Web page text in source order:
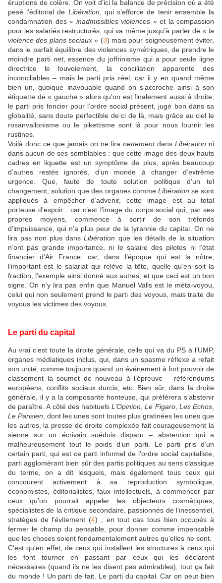
éruptions de colère. On voit d’ici la balance de précision où a été
pesé l’éditorial de Libération, qui s’efforce de tenir ensemble la
condamnation des « inadmissibles violences »et la compassion
pour les salariés restructurés, qui va même jusqu’à parler de « la
violence des plans sociaux » (3) mais pour soigneusement éviter,
dans le parfait équilibre des violences symétriques, de prendre le
moindre parti net, essence du joffrinisme qui a pour seule ligne
directrice le louvoiement, la conciliation apparente des
inconciliables – mais le parti pris réel, car il y en quand même
bien un, quoique inavouable quand on s’accroche ainsi à son
étiquette de « gauche » alors qu’on est finalement aussi à droite,
le parti pris foncier pour l’ordre social présent, jugé bon dans sa
globalité, sans doute perfectible de ci de là, mais grâce au ciel le
rosanvallonisme ou le pikettisme sont là pour nous fournir les
rustines.
Voilà donc ce que jamais on ne lira nettement dans Libération ni
dans aucun de ses semblables : que cette image des deux hauts
cadres en liquette est un symptôme de plus, après beaucoup
d’autres restés ignorés, d’un monde à changer d’extrême
urgence. Que, faute de toute solution politique d’un tel
changement, solution que des organes comme Libération se sont
appliqués à empêcher d’advenir, cette image est au total
porteuse d’espoir : car c’est l’image du corps social qui, par ses
propres moyens, commence à sortir de son tréfonds
d’impuissance, qui n’a plus peur de la tyrannie du capital. On ne
lira pas non plus dansLibération que les détails de la situation
n’ont pas grande importance, ni le salaire des pilotes ni l’état
financier d’Air France, car, dans l’époque qui est la nôtre,
l’important est le salariat qui relève la tête, quelle qu’en soit la
fraction, l’exemple ainsi donné aux autres, et que ceci est un bon
signe. On n’y lira pas enfin que Manuel Valls est le méta-voyou,
celui qui non seulement prend le parti des voyous, mais traite de
voyous les victimes des voyous.
Le parti du capital
Au vrai c’est toute la droite générale, celle qui va du PS à l’UMP,
organes médiatiques inclus, qui, dans un spasme réflexe a refait
son unité, comme toujours quand un événement à fort pouvoir de
classement la soumet de nouveau à l’épreuve – référendums
européens, conflits sociaux durcis, etc. Bien sûr, dans la droite
générale, il y a la composante honteuse, qui préférera s’abstenir
de paraître. A côté des habituelsL’Opinion ,Le Figaro, Les Echos
Le Parisien , dont les unes sont toutes plus gratinées les unes que
les autres, la presse de droite complexée fait courageusement la
sienne sur un écrivain suédois disparu – abstention qui a
malheureusement tout le poids d’un parti. Le parti pris d’un
certain parti, qui est ce parti informel de l’ordre social capitaliste,
parti agglomérant bien sûr des partis politiques au sens classique
du terme, on a dit lesquels, mais également tous ceux qui
concourent activement à sa reproduction symbolique,
économistes, éditorialistes, faux intellectuels, à commencer par
ceux qu’on pourrait appeler les objecteurs cosmétiques,
spécialistes de la critique secondaire, passionnés de l’inessentiel,
stratèges de l’évitement (4) , en tout cas tous bien occupés à
fermer le champ du pensable, pour donner comme impensable
que les choses soient fondamentalement autres qu’elles ne sont.
C’est qu’en effet, de ceux qui installent les structures à ceux qui
les font tourner en passant par ceux qui les déclarent
nécessaires (quand ils ne les disent pas admirables), tout ça fait
du monde ! Un parti de fait. Le parti du capital. Car on peut bien